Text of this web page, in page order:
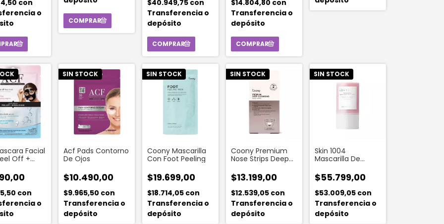
con
o
$40.949,75 con
Transferencia o
depósito
$14.804,80 con
Transferencia o
depósito
Facial
Off +
con
o
SIN STOCK
Acf Pads Contorno
De Ojos
$10.490,00
$9.965,50 con
Transferencia o
depósito
SIN STOCK
Coony Mascarilla
Con Foot Peeling
$19.699,00
$18.714,05 con
Transferencia o
depósito
SIN STOCK
Coony Premium
Nose Strips Deep
Nariz P/negros)
$13.199,00
$12.539,05 con
Transferencia o
depósito
SIN STOCK
Skin 1004
Mascarilla De
Dilatados Centella
Poremizing Quick
Clay 27 Gr
$55.799,00
$53.009,05 con
Transferencia o
depósito